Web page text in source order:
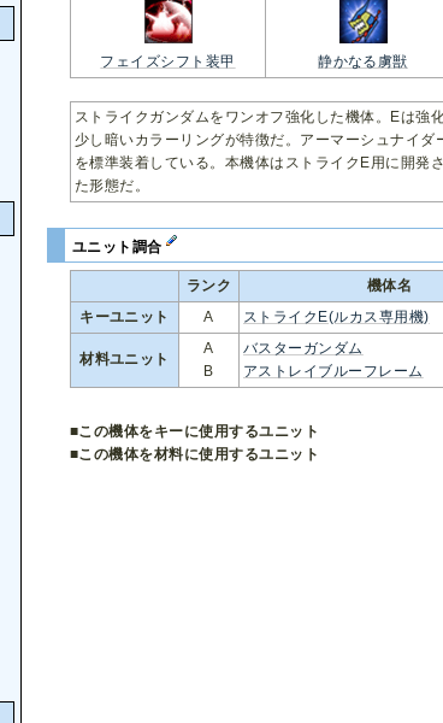
フェイズシフト装甲 静かなる虜獣
ストライクガンダムをワンオフ強化した機体。Eは強
少し暗いカラーリングが特徴だ。アーマーシュナイ
を標準装着している。本機体はストライクE用に開発
た形態だ。
ユニット調合
ランク 機体名
キーユニット
A ストライクE(ルカス専用機)
材料ユニット
A
B
バスターガンダム
アストレイブルーフレーム
■この機体をキーに使用するユニット
■この機体を材料に使用するユニット